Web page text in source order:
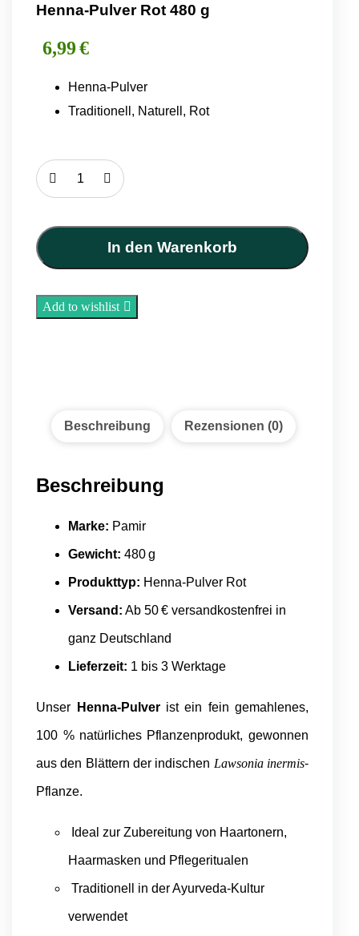
Henna-Pulver Rot 480 g
€
6,99
Henna-Pulver
Traditionell, Naturell, Rot
Henna-
Rot
In den Warenkorb
Add to wishlist
Beschreibung Rezensionen (0)
Beschreibung
Marke: Pamir
Gewicht: 480 g
Produkttyp: Henna-Pulver Rot
Versand: Ab 50 € versandkostenfrei in
ganz Deutschland
Lieferzeit: 1 bis 3 Werktage
Unser Henna-Pulverist ein fein gemahlenes,
100 % natürliches Pflanzenprodukt, gewonnen
aus den Blättern der indischen Lawsonia inermis-
Pflanze.
Ideal zur Zubereitung von Haartonern,
Haarmasken und Pflegeritualen
Traditionell in der Ayurveda-Kultur
verwendet